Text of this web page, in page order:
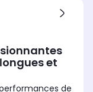
et
performances de